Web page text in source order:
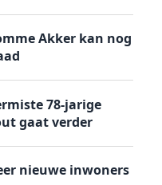
Akker kan nog
78-jarige
gaat verder
nieuwe inwoners